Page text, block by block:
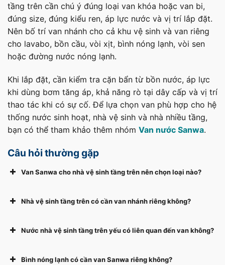
tầng trên cần chú ý đúng loại van khóa hoặc van bi,
đúng size, đúng kiểu ren, áp lực nước và vị trí lắp đặt.
Nên bố trí van nhánh cho cả khu vệ sinh và van riêng
cho lavabo, bồn cầu, vòi xịt, bình nóng lạnh, vòi sen
hoặc đường nước nóng lạnh.
Khi lắp đặt, cần kiểm tra cặn bẩn từ bồn nước, áp lực
khi dùng bơm tăng áp, khả năng rò tại dây cấp và vị trí
thao tác khi có sự cố. Để lựa chọn van phù hợp cho hệ
thống nước sinh hoạt, nhà vệ sinh và nhà nhiều tầng,
bạn có thể tham khảo thêm nhóm Van nước Sanwa.
Câu hỏi thường gặp
Van Sanwa cho nhà vệ sinh tầng trên nên chọn loại nào?
Nhà vệ sinh tầng trên có cần van nhánh riêng không?
Nước nhà vệ sinh tầng trên yếu có liên quan đến van không?
Bình nóng lạnh có cần van Sanwa riêng không?